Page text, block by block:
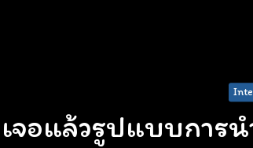
เจอแล้วรูปแบบการ